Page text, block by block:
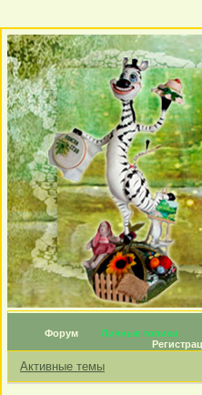
Форум Личные топики
Активные темы